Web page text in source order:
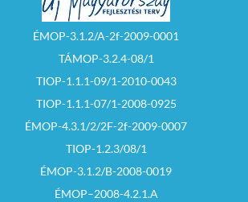
ÉMOP-3.1.2/A-2f-2009-0001
TÁMOP-3.2.4-08/1
TIOP-1.1.1-09/1-2010-0043
TIOP-1.1.1-07/1-2008-0925
ÉMOP-4.3.1/2/2F-2f-2009-0007
TIOP-1.2.3/08/1
ÉMOP-3.1.2/B-2008-0019
ÉMOP–2008-4.2.1.A